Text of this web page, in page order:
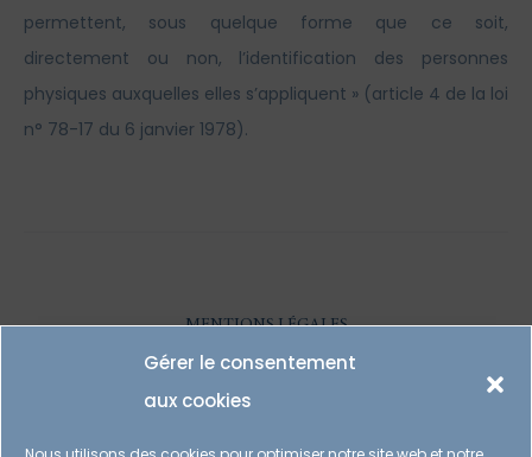
Gérer le consentement
aux cookies
permettent, sous quelque forme que ce soit,
directement ou non, l’identification des personnes
physiques auxquelles elles s’appliquent » (article 4 de la loi
n° 78-17 du 6 janvier 1978).
MENTIONS LÉGALES